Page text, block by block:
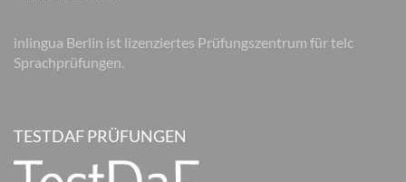
inlingua Berlin ist lizenziertes Prüfungszentrum für telc
Sprachprüfungen.
TESTDAF PRÜFUNGEN